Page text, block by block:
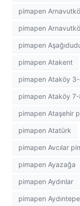
pimapen
pimapen
pimapen
pimapen Atakent
pimapen Ataköy 3-
pimapen Ataköy 7-
pimapen Ataşehir
pimapen Atatürk
pimapen Avcılar
pimapen Ayazağa
pimapen Aydınlar
pimapen Aydıntepe